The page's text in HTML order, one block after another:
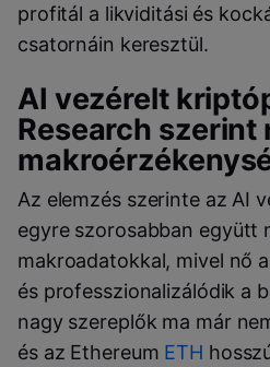
profitál a likviditási és
csatornáin keresztül.
AI vezérelt
Research szerint
Az elemzés szerinte az AI
egyre szorosabban együtt
makroadatokkal, mivel nő
és professzionalizálódik a
nagy szereplők ma már
és az Ethereum ETH